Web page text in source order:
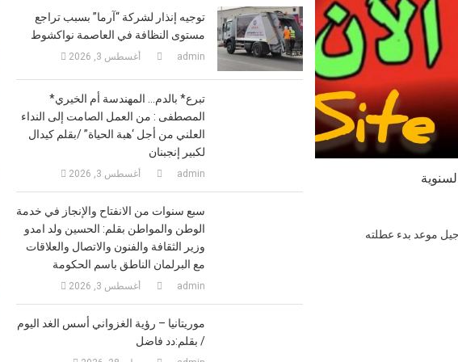
الحكومة الموريتانية تؤجل بدء عطلتها السنوية
موعد بدء عطلته
توجيه إنذار لشركة “آرما” بسبب تراجع
مستوى النظافة في العاصمة نواكشوط
أغسطس 3, 2026 admin
*تبرع* بالدم… المهندسة أم الخيري
المصطفى : من العمل الصامت إلى النداء
العلني من أجل ‘هبة الحياة” /بقلم كيدال
لكبير إنجبنان
أغسطس 3, 2026 admin
سبع سنوات من الانفتاح والإنجاز في خدمة
الوطن والمواطن بقلم: الحسين ولد امدو
وزير الثقافة والفنون والاتصال والعلاقات
مع البرلمان الناطق باسم الحكومة
أغسطس 3, 2026 admin
موريتانيا – رؤية الغزواني أسس الغد اليوم
/ بقلم:دد فاضل
النداء العلني من أجل ‘هبة الحياة” /
بقلم كيدال لكبير إنجبنان
أغسطس 3, 2026 admin